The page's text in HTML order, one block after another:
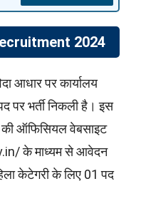
2024
आधार पर कार्यालय
पर भर्ती निकली है। इस
ऑफिसियल वेबसाइट
के माध्यम से आवेदन
केटेगरी के लिए 01 पद